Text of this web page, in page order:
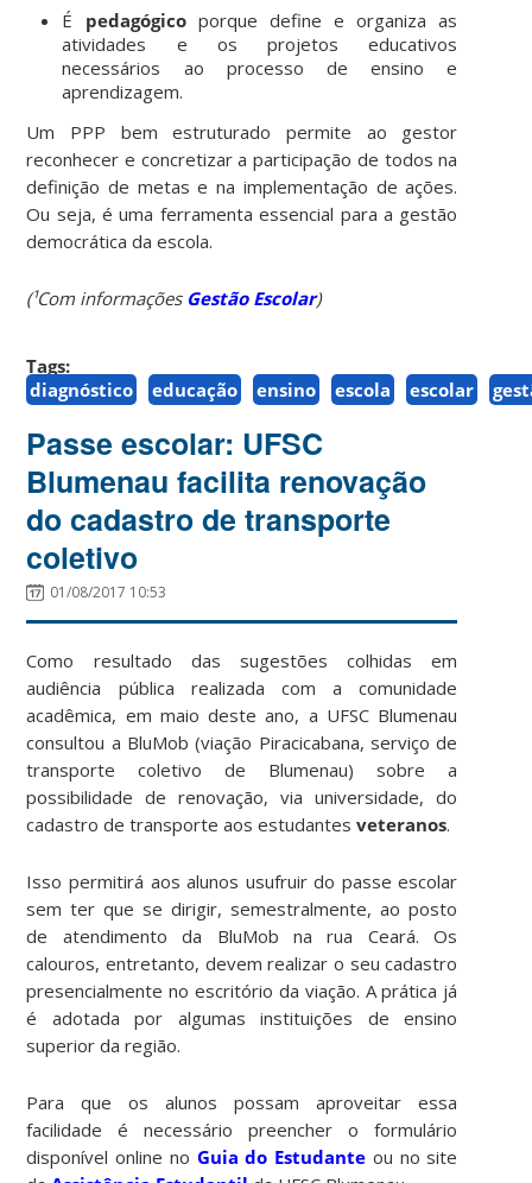
É pedagógicoporque define e organiza as
atividades e os projetos educativos
necessários ao processo de ensino e
aprendizagem.
Um PPP bem estruturado permite ao gestor
reconhecer e concretizar a participação de todos na
definição de metas e na implementação de ações.
Ou seja, é uma ferramenta essencial para a gestão
democrática da escola.
(¹Com informações Gestão Escolar)
Tags:
diagnóstico
educação ensino escola escolar
Passe escolar: UFSC
Blumenau facilita renovação
do cadastro de transporte
coletivo
01/08/2017 10:53
Como resultado das sugestões colhidas em
audiência pública realizada com a comunidade
acadêmica, em maio deste ano, a UFSC Blumenau
consultou a BluMob (viação Piracicabana, serviço de
transporte coletivo de Blumenau) sobre a
possibilidade de renovação, via universidade, do
cadastro de transporte aos estudantes veteranos.
Isso permitirá aos alunos usufruir do passe escolar
sem ter que se dirigir, semestralmente, ao posto
de atendimento da BluMob na rua Ceará. Os
calouros, entretanto, devem realizar o seu cadastro
presencialmente no escritório da viação. A prática já
é adotada por algumas instituições de ensino
superior da região.
Para que os alunos possam aproveitar essa
facilidade é necessário preencher o formulário
disponível online no Guia do Estudante ou no site